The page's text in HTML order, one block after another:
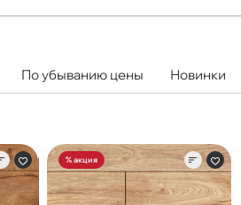
По убыванию цены Новинки
% акция